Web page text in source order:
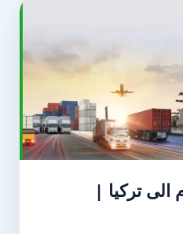
تركيا |